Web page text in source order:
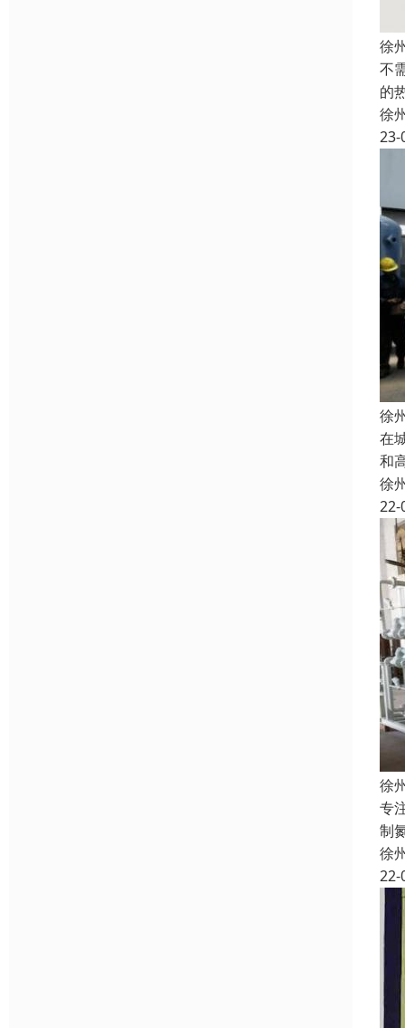
徐
不
的
徐
23-
徐
在
和
徐
22-
徐
专
制
徐
22-